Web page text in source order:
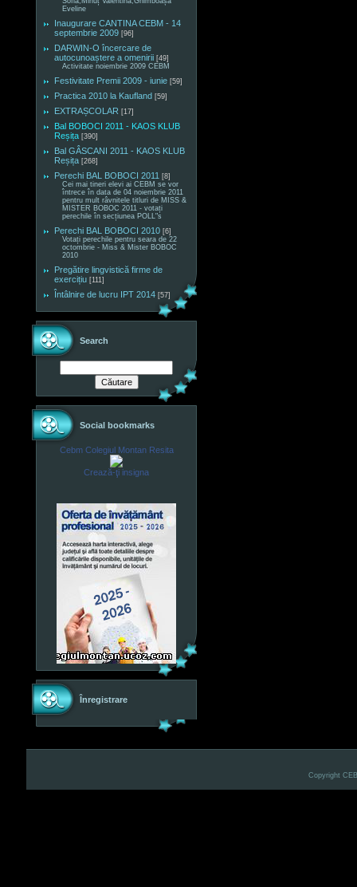
Eveline
Inaugurare CANTINA CEBM - 14
septembrie 2009 [96]
DARWIN-O încercare de
autocunoaștere a omenirii [49]
Activitate noiembrie 2009 CEBM
Festivitate Premii 2009 - iunie [59]
Practica 2010 la Kaufland [59]
EXTRAȘCOLAR [17]
Bal BOBOCI 2011 - KAOS KLUB
Reșița [390]
Bal GÂSCANI 2011 - KAOS KLUB
Reșița [268]
Perechi BAL BOBOCI 2011 [8]
Cei mai tineri elevi ai CEBM se vor
întrece în data de 04 noiembrie 2011
pentru mult râvnitele titluri de MISS &
MISTER BOBOC 2011 - votați
perechile în secțiunea POLL"s
Perechi BAL BOBOCI 2010 [6]
Votați perechile pentru seara de 22
octombrie - Miss & Mister BOBOC
2010
Pregătire lingvistică firme de
exercițiu [111]
Întâlnire de lucru IPT 2014 [57]
Search
Social bookmarks
Cebm Colegiul Montan Resita
Crează-ţi insigna
Înregistrare
Copyright